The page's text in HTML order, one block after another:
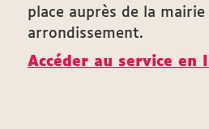
place auprès de la
arrondissement.
Accéder au service en